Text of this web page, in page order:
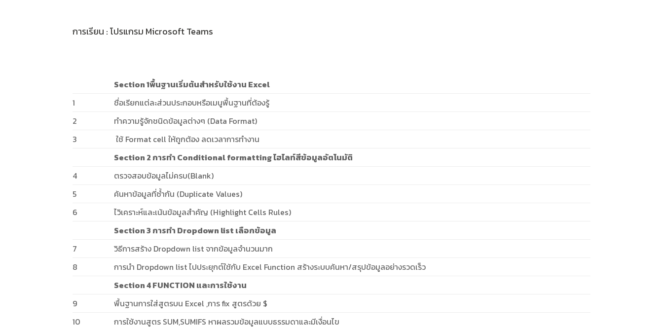
การเรียน : โปรแกรม Microsoft Teams
Section 1พื้นฐานเริ่มต้นสำหรับใช้งาน Excel
1
ชื่อเรียกแต่ละส่วนประกอบหรือเมนูพื้นฐานที่ต้องรู้
2
ทำความรู้จักชนิดข้อมูลต่างๆ (Data Format)
3
ใช้ Format cell ให้ถูกต้อง ลดเวลาการทำงาน
Section 2 การทำ Conditional formatting ไฮไลท์สีข้อมูลอัตโนมัติ
4
ตรวจสอบข้อมูลไม่ครบ(Blank)
5
ค้นหาข้อมูลที่ซ้ำกัน (Duplicate Values)
6
ไวิเคราะห์และเน้นข้อมูลสำคัญ (Highlight Cells Rules)
Section 3 การทำ Dropdown list เลือกข้อมูล
7
วิธีการสร้าง Dropdown list จากข้อมูลจำนวนมาก
8
การนำ Dropdown list ไปประยุกต์ใช้กับ Excel Function สร้างระบบค้นหา/สรุปข้อมูลอย่างรวดเร็ว
Section 4 FUNCTION และการใช้งาน
9
พื้นฐานการใส่สูตรบน Excel ,การ fix สูตรด้วย $
10
การใช้งานสูตร SUM,SUMIFS หาผลรวมข้อมูลแบบธรรมดาและมีเงื่อนไข